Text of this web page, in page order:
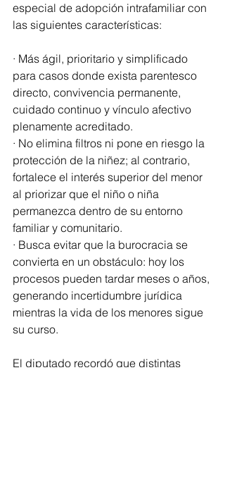
especial de adopción intrafamiliar con
las siguientes características:
· Más ágil, prioritario y simplificado
para casos donde exista parentesco
directo, convivencia permanente,
cuidado continuo y vínculo afectivo
plenamente acreditado.
· No elimina filtros ni pone en riesgo la
protección de la niñez; al contrario,
fortalece el interés superior del menor
al priorizar que el niño o niña
permanezca dentro de su entorno
familiar y comunitario.
· Busca evitar que la burocracia se
convierta en un obstáculo: hoy los
procesos pueden tardar meses o años,
generando incertidumbre jurídica
mientras la vida de los menores sigue
su curso.
El diputado recordó que distintas